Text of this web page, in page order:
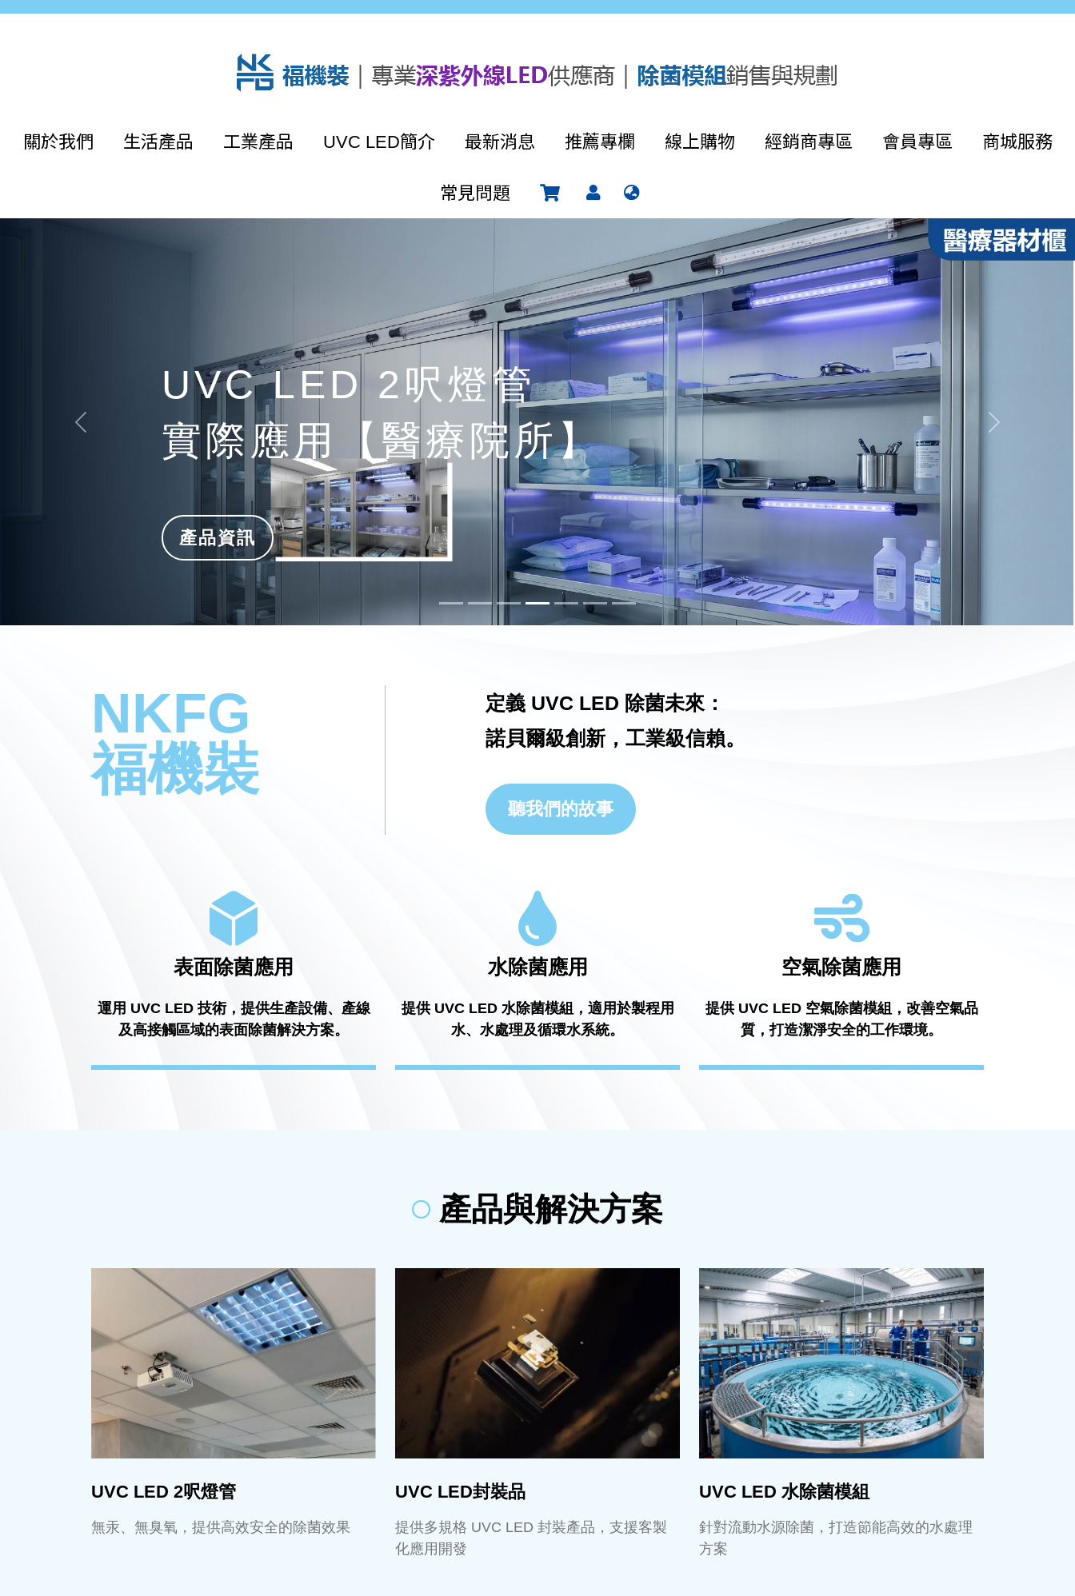
關於我們 生活產品 工業產品 UVC LED簡介 最新消息 推薦專欄 線上購物 經銷商專區 會員專區 商城服務
常見問題
UVC LED 2呎燈管
實際應用【廚房櫥櫃】
產品資訊
Previous Next
NKFG
福機裝
定義 UVC LED 除菌未來：
諾貝爾級創新，工業級信賴。
聽我們的故事
表面除菌應用
運用 UVC LED 技術，提供生產設備、產線
及高接觸區域的表面除菌解決方案。
水除菌應用
提供 UVC LED 水除菌模組，適用於製程用
水、水處理及循環水系統。
空氣除菌應用
提供 UVC LED 空氣除菌模組，改善空氣品
質，打造潔淨安全的工作環境。
產品與解決方案
UVC LED 2呎燈管
無汞、無臭氧，提供高效安全的除菌效果
UVC LED封裝品
提供多規格 UVC LED 封裝產品，支援客製
化應用開發
UVC LED 水除菌模組
針對流動水源除菌，打造節能高效的水處理
方案